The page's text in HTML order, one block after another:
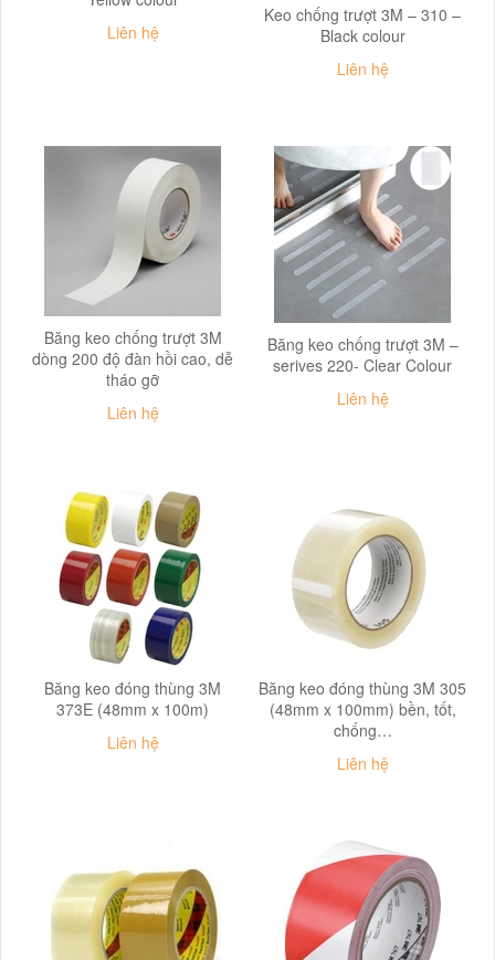
Liên hệ
Keo chống trượt 3M – 310 –
Black colour
Liên hệ
Băng keo chống trượt 3M
dòng 200 độ đàn hồi cao, dễ
tháo gỡ
Liên hệ
Băng keo chống trượt 3M –
serives 220- Clear Colour
Liên hệ
Băng keo đóng thùng 3M
373E (48mm x 100m)
Liên hệ
Băng keo đóng thùng 3M 305
(48mm x 100mm) bền, tốt,
chống…
Liên hệ